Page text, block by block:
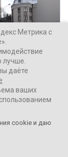
Метрика с
лучше.
даёте
ваших
cookie и даю